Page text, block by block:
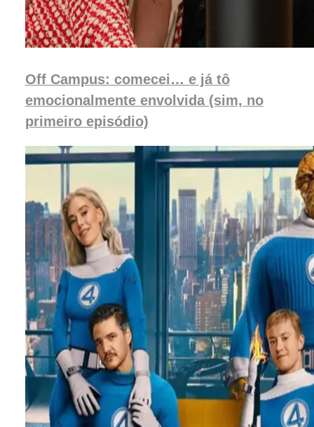
Off Campus: comecei… e já tô
emocionalmente envolvida (sim, no
primeiro episódio)